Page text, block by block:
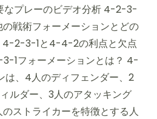
なプレーのビデオ分析 4-2-3-
戦術フォーメーションとどの
4-2-3-1と4-4-2の利点と欠点
1フォーメーションとは？ 4-
は、4人のディフェンダー、2
ルダー、3人のアタッキング
のストライカーを特徴とする人